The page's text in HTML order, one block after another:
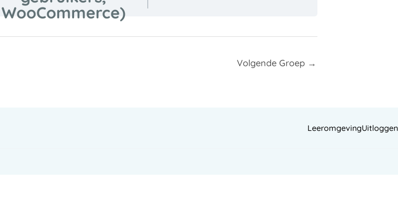
WooCommerce)
Volgende Groep →
LeeromgevingUitloggen